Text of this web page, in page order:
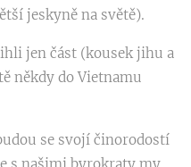
jeskyně na světě).
jen část (kousek jihu a
někdy do Vietnamu
se svojí činorodostí